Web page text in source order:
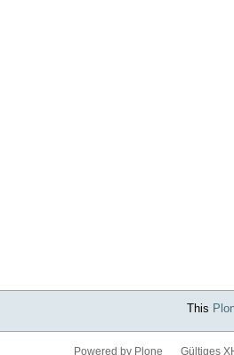
This
Powered by Plone Gültiges